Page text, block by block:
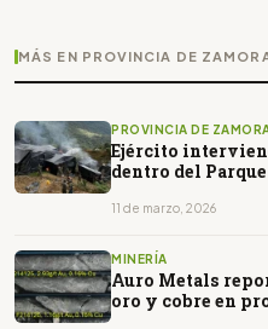
MÁS EN PROVINCIA DE
PROVINCIA DE
Ejército
dentro del
11 de marzo, 2026
MINERÍA
Auro Metals
oro y cobre en